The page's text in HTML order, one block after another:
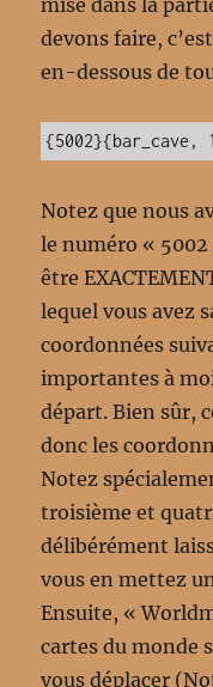
mise dans la
devons faire,
en-dessous de
{5002}{bar_cave,
Notez que nous
le numéro «
être
lequel vous avez
coordonnées
importantes à
départ. Bien sûr,
donc les
Notez
troisième et
délibérément
vous en mettez
Ensuite, «
cartes du monde
vous déplacer